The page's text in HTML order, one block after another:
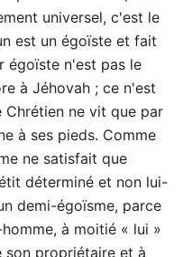
universel, c'est le
est un égoïste et fait
égoïste n'est pas le
à Jéhovah ; ce n'est
Chrétien ne vit que par
à ses pieds. Comme
ne satisfait que
déterminé et non lui-
demi-égoïsme, parce
à moitié « lui »
propriétaire et à